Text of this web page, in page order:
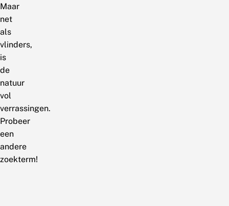
Maar
net
als
vlinders,
is
de
natuur
vol
verrassingen.
Probeer
een
andere
zoekterm!